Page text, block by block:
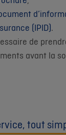
(IPID).
de
avant la
tout